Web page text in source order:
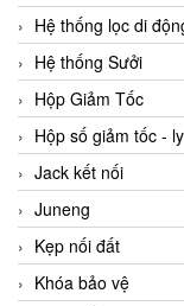
Hệ thống lọc di
Hệ thống Sưởi
Hộp Giảm Tốc
Hộp số giảm tốc -
Jack kết nối
Juneng
Kẹp nối đất
Khóa bảo vệ